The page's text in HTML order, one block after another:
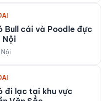
Bull cái và Poodle đực
Nội
Nội
đi lạc tại khu vực